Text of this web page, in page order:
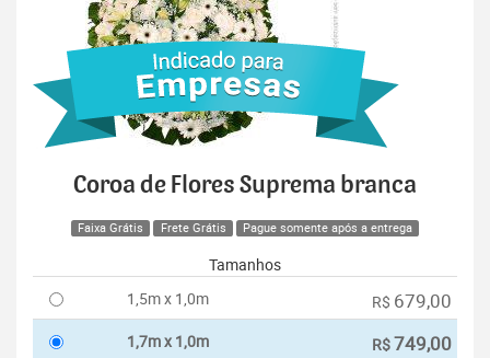
Coroa de Flores Suprema branca
Faixa Grátis Frete Grátis Pague somente após a entrega
Tamanhos
1,5m x 1,0m
R$ 679,00
1,7m x 1,0m R$749,00